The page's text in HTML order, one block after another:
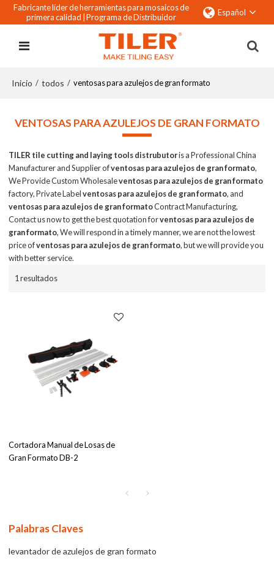
Fabricante líder de herramientas para mosaicos de
primera calidad | Programa de Distribuidor Español
Inicio / todos / ventosas para azulejos de gran formato
VENTOSAS PARA AZULEJOS DE GRAN FORMATO
TILER tile cutting and laying tools distrubutoris a Professional China
Manufacturer and Supplier ofventosas para azulejos de gran formato,
We Provide Custom Wholesaleventosas para azulejos de gran formato
factory, Private Labelventosas para azulejos de gran formato, and
ventosas para azulejos de gran formatoContract Manufacturing,
Contact us now to get the best quotation forventosas para azulejos de
gran formato, We will respond in a timely manner, we are not the lowest
price ofventosas para azulejos de gran formato, but we will provide you
with better service.
1 resultados
Cortadora Manual de Losas de
Gran Formato DB-2
Palabras Claves
levantador de azulejos de gran formato